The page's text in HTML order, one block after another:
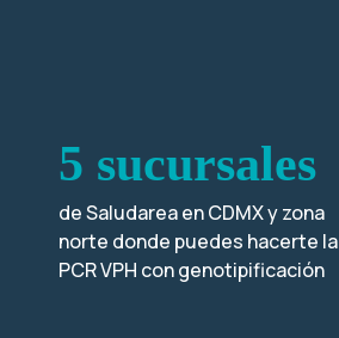
5 sucursales
de Saludarea en CDMX y zona
norte donde puedes hacerte la
PCR VPH con genotipificación